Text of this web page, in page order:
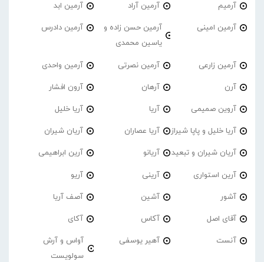
آرمیم آرمین آراد آرمین ابد
آرمین امینی
آرمین حسن زاده و
یاسین محمدی
آرمین دادرس
آرمین زارعی آرمین نصرتی آرمین واحدی
آرن آرهان آرون افشار
آروین صمیمی آریا آریا خلیل
آریا خلیل و پاپا شیراز آریا عصاران آریان شیران
آریان شیران و تبعید آریانو آرین ابراهیمی
آرین استواری آرینی آریو
آشور آشین آصف آریا
آقای اصل آکاس آکای
آنست آهیر یوسفی
آواس و آرش
سولویست